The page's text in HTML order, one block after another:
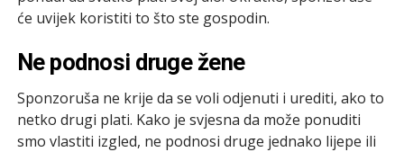
će uvijek koristiti to što ste gospodin.
Ne podnosi druge žene
Sponzoruša ne krije da se voli odjenuti i urediti, ako to
netko drugi plati. Kako je svjesna da može ponuditi
smo vlastiti izgled, ne podnosi druge jednako lijepe ili